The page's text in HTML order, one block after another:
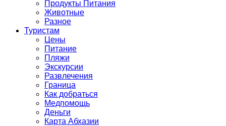
Продукты Питания
Животные
Разное
Туристам
Цены
Питание
Пляжи
Экскурсии
Развлечения
Граница
Как добраться
Медпомощь
Деньги
Карта Абхазии